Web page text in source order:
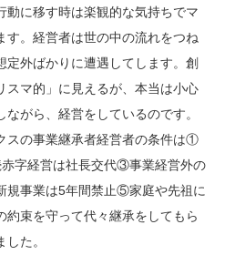
動に移す時は楽観的な気持ちでマ
す。経営者は世の中の流れをつね
定外ばかりに遭遇してします。創
スマ的」に見えるが、本当は小心
がら、経営をしているのです。
スの事業継承者経営者の条件は①
字経営は社長交代③事業経営外の
規事業は5年間禁止⑤家庭や先祖に
束を守って代々継承をしてもら
た。